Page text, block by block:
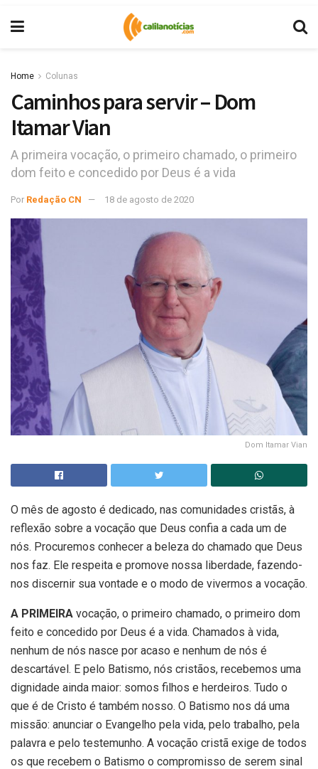
Home Colunas
Caminhos para servir – Dom
Itamar Vian
A primeira vocação, o primeiro chamado, o primeiro
dom feito e concedido por Deus é a vida
Por Redação CN 18 de agosto de 2020
Dom Itamar Vian
O mês de agosto é dedicado, nas comunidades cristãs, à
reflexão sobre a vocação que Deus confia a cada um de
nós. Procuremos conhecer a beleza do chamado que Deus
nos faz. Ele respeita e promove nossa liberdade, fazendo-
nos discernir sua vontade e o modo de vivermos a vocação.
A PRIMEIRA vocação, o primeiro chamado, o primeiro dom
feito e concedido por Deus é a vida. Chamados à vida,
nenhum de nós nasce por acaso e nenhum de nós é
descartável. E pelo Batismo, nós cristãos, recebemos uma
dignidade ainda maior: somos filhos e herdeiros. Tudo o
que é de Cristo é também nosso. O Batismo nos dá uma
missão: anunciar o Evangelho pela vida, pelo trabalho, pela
palavra e pelo testemunho. A vocação cristã exige de todos
os que recebem o Batismo o compromisso de serem sinal